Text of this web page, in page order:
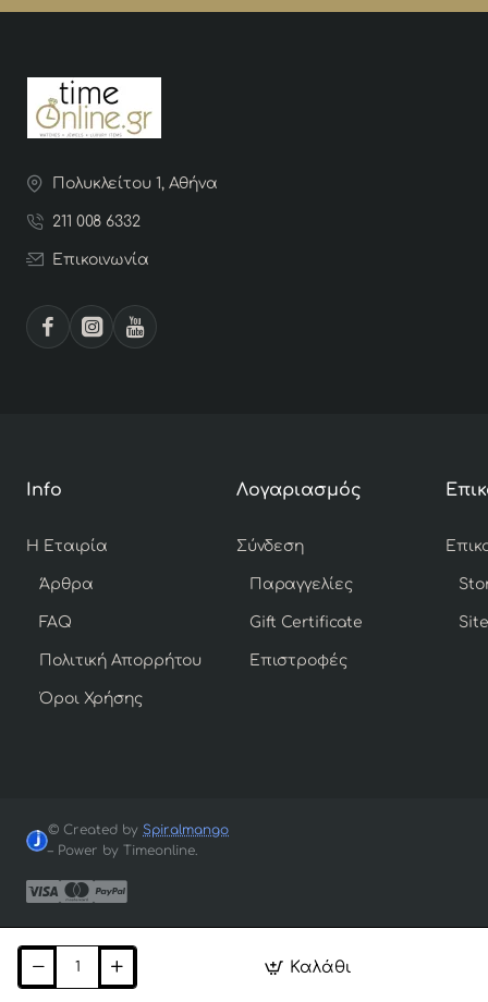
Καλάθι
Πολυκλείτου 1, Αθήνα
211 008 6332
Επικοινωνία
Info
Η Εταιρία
Άρθρα
FAQ
Πολιτική Απορρήτου
Όροι Χρήσης
Λογαριασμός
Σύνδεση
Παραγγελίες
Gift Certificate
Επιστροφές
© Created by Spiralmango
– Power by Timeonline.